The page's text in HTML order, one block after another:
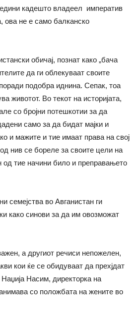
кадешто владеел императив
ова не е само балканско
обичај, познат како „бача
да ги облекуваат своите
подобра иднина. Сепак, тоа
животот. Во текот на историјата,
со бројни потешкотии за да
само за да бидат мајки и
и мажите и тие имаат права на свој
нив се бореле за своите цели на
од тие начини било и преправањето
семејства во Авганистан ги
како синови за да им овозможат
а другиот речиси непожелен,
кои ќе се обидуваат да прехјдат
Насим, директорка на
со положбата на жените во